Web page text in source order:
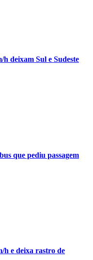
deixam Sul e Sudeste
que pediu passagem
h e deixa rastro de